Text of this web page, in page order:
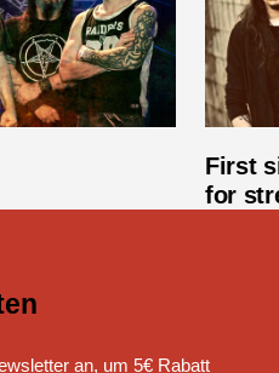
First
for
an, um 5€ Rabatt